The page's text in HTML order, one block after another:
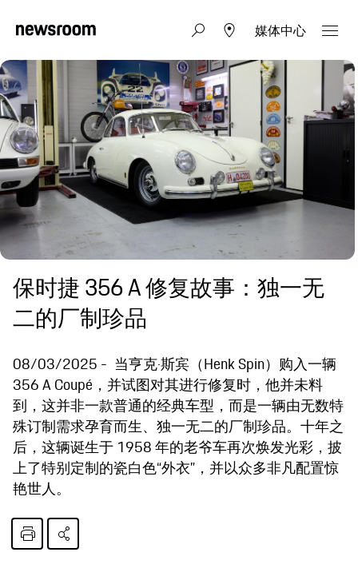
媒体中心
保时捷 356 A 修复故事：独一无
二的厂制珍品
08/03/2025
当亨克·斯宾（Henk Spin）购入一辆
356 A Coupé，并试图对其进行修复时，他并未料
到，这并非一款普通的经典车型，而是一辆由无数特
殊订制需求孕育而生、独一无二的厂制珍品。十年之
后，这辆诞生于 1958 年的老爷车再次焕发光彩，披
上了特别定制的瓷白色“外衣”，并以众多非凡配置惊
艳世人。